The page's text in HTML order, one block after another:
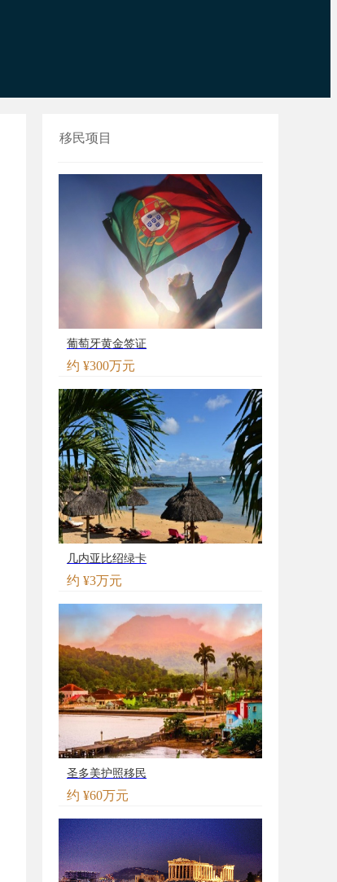
移民项目
葡萄牙黄金签证
约 ¥300万元
几内亚比绍绿卡
约 ¥3万元
圣多美护照移民
约 ¥60万元